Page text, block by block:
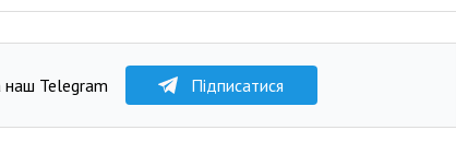
наш Telegram Підписатися